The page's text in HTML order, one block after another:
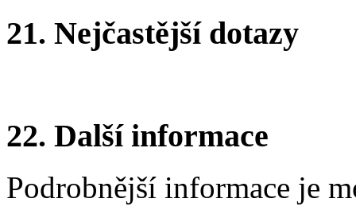
21. Nejčastější dotazy
22. Další informace
Podrobnější informace je